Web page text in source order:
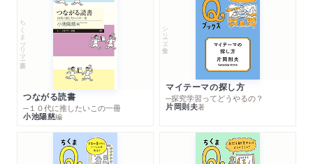
ちくまプリマー新書
つながる読書
─１０代に推したいこの一冊
小池陽慈編
シリーズ・全集
マイテーマの探し方
─探究学習ってどうやるの？
片岡則夫著